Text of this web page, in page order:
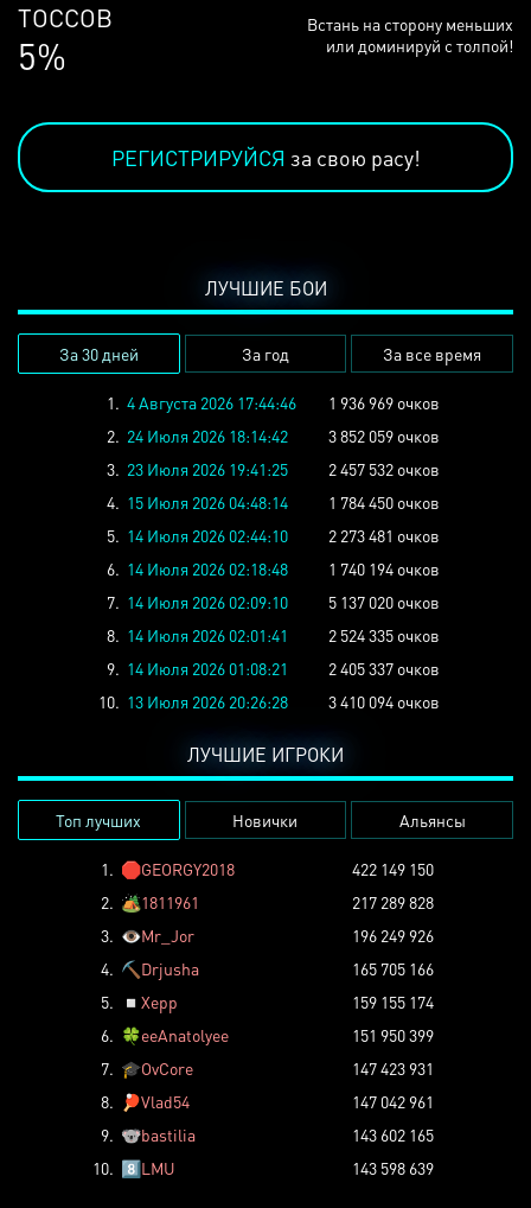
ЛЮДЕЙ
68%
Встань на сторону меньших
или доминируй с толпой!
РЕГИСТРИРУЙСЯ за свою расу!
ЛУЧШИЕ БОИ
За 30 дней За год За все время
1. 4 Августа 2026 17:44:46
1 936 969 очков
2. 24 Июля 2026 18:14:42
3 852 059 очков
3. 23 Июля 2026 19:41:25
2 457 532 очков
4. 15 Июля 2026 04:48:14
1 784 450 очков
5. 14 Июля 2026 02:44:10
2 273 481 очков
6. 14 Июля 2026 02:18:48
1 740 194 очков
7. 14 Июля 2026 02:09:10
5 137 020 очков
8. 14 Июля 2026 02:01:41
2 524 335 очков
9. 14 Июля 2026 01:08:21
2 405 337 очков
10. 13 Июля 2026 20:26:28 3 410 094 очков
ЛУЧШИЕ ИГРОКИ
Топ лучших Новички Альянсы
1. 🛑GEORGY2018
422 149 150
2. 🏕️1811961
217 289 828
3. 👁️Mr_Jor
196 249 926
4. ⛏️ Drjusha
165 705 166
5.
◽ Xepp
159 155 174
6. 🍀eeAnatolyee
151 950 399
7. 🎓OvCore
147 423 931
8.
🏓Vlad54
147 042 961
9. 🐨bastilia
143 602 165
10. 8️⃣LMU 143 598 639